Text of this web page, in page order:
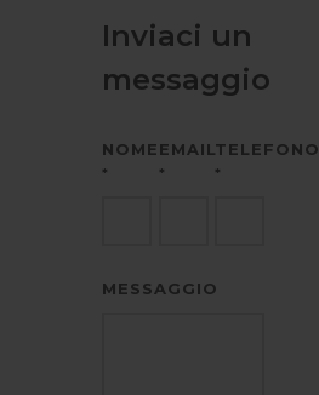
Inviaci un
messaggio
NOME
*
EMAIL
*
TELEFONO
*
MESSAGGIO